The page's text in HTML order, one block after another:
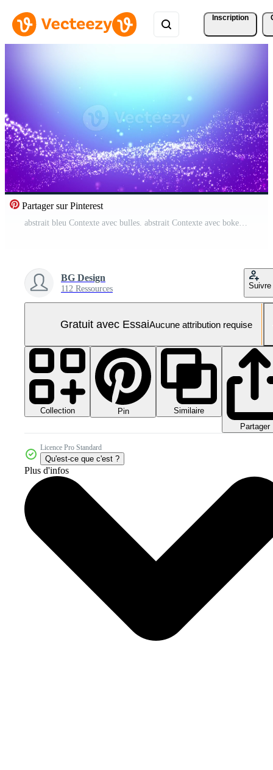
Inscription
Partager sur Pinterest
abstrait bleu Contexte avec bulles. abstrait Contexte avec bokeh défocalisé lumières et étoiles. Vidéo Pro
BG Design
112 Ressources Suivre
Gratuit avec EssaiAucune attribution requise
Collection Pin
Similaire
Partager
Licence Pro Standard
Qu'est-ce que c'est ?
Plus d'infos